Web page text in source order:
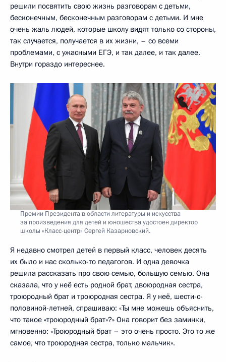
решили посвятить свою жизнь разговорам с детьми,
бесконечным, бесконечным разговорам с детьми. И мне
очень жаль людей, которые школу видят только со стороны,
так случается, получается в их жизни, – со всеми
проблемами, с ужасными ЕГЭ, и так далее, и так далее.
Внутри гораздо интереснее.
Премии Президента в области литературы и искусства
за произведения для детей и юношества удостоен директор
школы «Класс-центр» Сергей Казарновский.
Я недавно смотрел детей в первый класс, человек десять
их было и нас сколько-то педагогов. И одна девочка
решила рассказать про свою семью, большую семью. Она
сказала, что у неё есть родной брат, двоюродная сестра,
троюродный брат и троюродная сестра. Я у неё, шести-с-
половиной-летней, спрашиваю: «Ты мне можешь объяснить,
что такое «троюродный брат»?» Она говорит без заминки,
мгновенно: «Троюродный брат – это очень просто. Это то же
самое, что троюродная сестра, только мальчик».